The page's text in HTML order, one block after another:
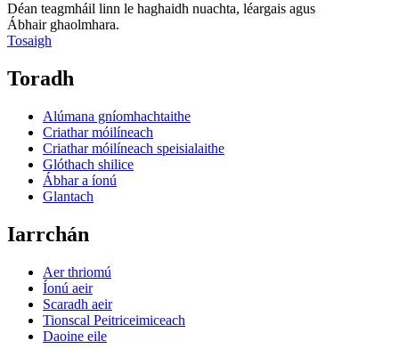
Déan teagmháil linn le haghaidh nuachta, léargais agus
Ábhair ghaolmhara.
Tosaigh
Toradh
Alúmana gníomhachtaithe
Criathar móilíneach
Criathar móilíneach speisialaithe
Glóthach shilice
Ábhar a íonú
Glantach
Iarrchán
Aer thriomú
Íonú aeir
Scaradh aeir
Tionscal Peitriceimiceach
Daoine eile